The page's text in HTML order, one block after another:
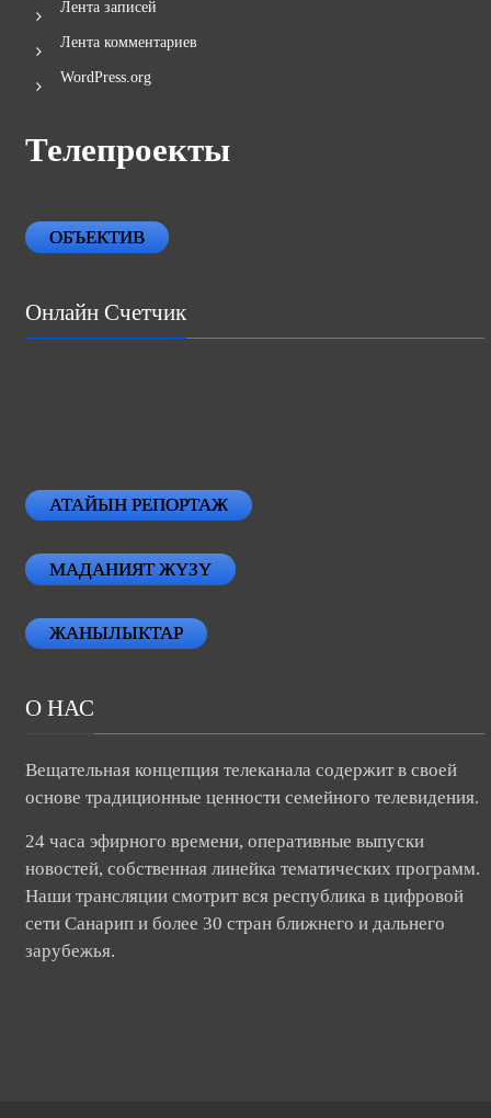
Лента записей
Лента комментариев
WordPress.org
Телепроекты
ОБЪЕКТИВ
Онлайн Счетчик
АТАЙЫН РЕПОРТАЖ
МАДАНИЯТ ЖҮЗҮ
ЖАНЫЛЫКТАР
О НАС
Вещательная концепция телеканала содержит в своей
основе традиционные ценности семейного телевидения.
24 часа эфирного времени, оперативные выпуски
новостей, собственная линейка тематических программ.
Наши трансляции смотрит вся республика в цифровой
сети Санарип и более 30 стран ближнего и дальнего
зарубежья.